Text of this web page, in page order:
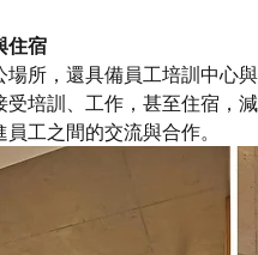
住宿
所，還具備員工培訓中心
培訓、工作，甚至住宿，
工之間的交流與合作。